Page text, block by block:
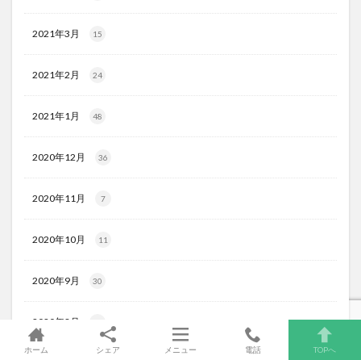
2021年3月 15
2021年2月 24
2021年1月 48
2020年12月 36
2020年11月 7
2020年10月 11
2020年9月 30
2020年8月
ホーム シェア メニュー 電話 TOPへ